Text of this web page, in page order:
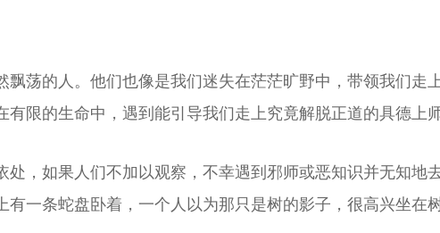
飘荡的人。他们也像是我们迷失在茫茫旷野中，带领我们走
限的生命中，遇到能引导我们走上究竟解脱正道的具德上
处，如果人们不加以观察，不幸遇到邪师或恶知识并无知地
一条蛇盘卧着，一个人以为那只是树的影子，很高兴坐在